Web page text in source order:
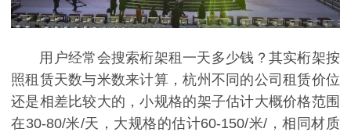
用户经常会搜索桁架租一天多少钱？其实桁架按
照租赁天数与米数来计算，杭州不同的公司租赁价位
还是相差比较大的，小规格的架子估计大概价格范围
在30-80/米/天，大规格的估计60-150/米/，相同材质